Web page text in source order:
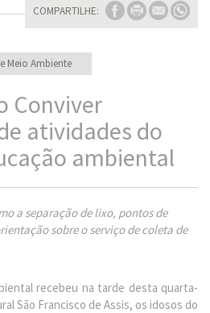
COMPARTILHE:
Meio Ambiente
Conviver
atividades do
ambiental
a separação de lixo, pontos de
sobre o serviço de coleta de
recebeu na tarde desta quarta-
São Francisco de Assis, os idosos do